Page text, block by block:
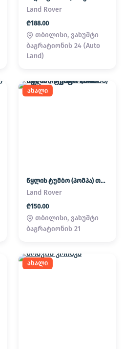
Land Rover
₾188.00
თბილისი, ვახუშტი
ბაგრატიონის 24 (Auto
Land)
ახალი
წყლის ტუმბო (პომპა) თერმოსტატი Land Rover / Range Rover
Land Rover
₾150.00
თბილისი, ვახუშტი
ბაგრატიონის 21
ახალი